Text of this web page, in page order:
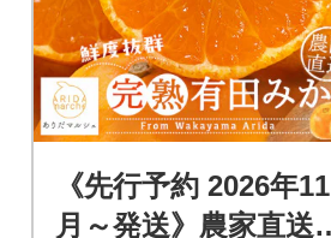
《先行予約 2026年11
月～発送》農家直送